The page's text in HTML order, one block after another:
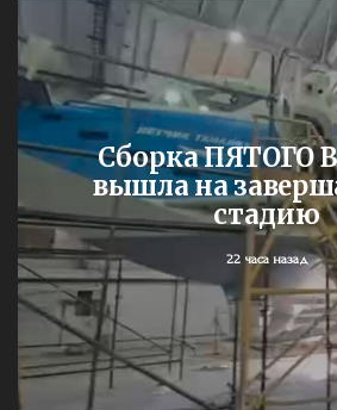
Сборка ПЯТОГО
вышла на
стадию
22 часа назад